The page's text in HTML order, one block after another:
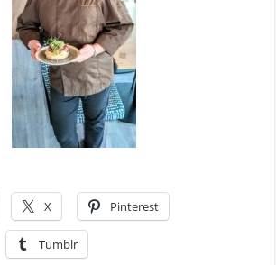
X Pinterest
Tumblr